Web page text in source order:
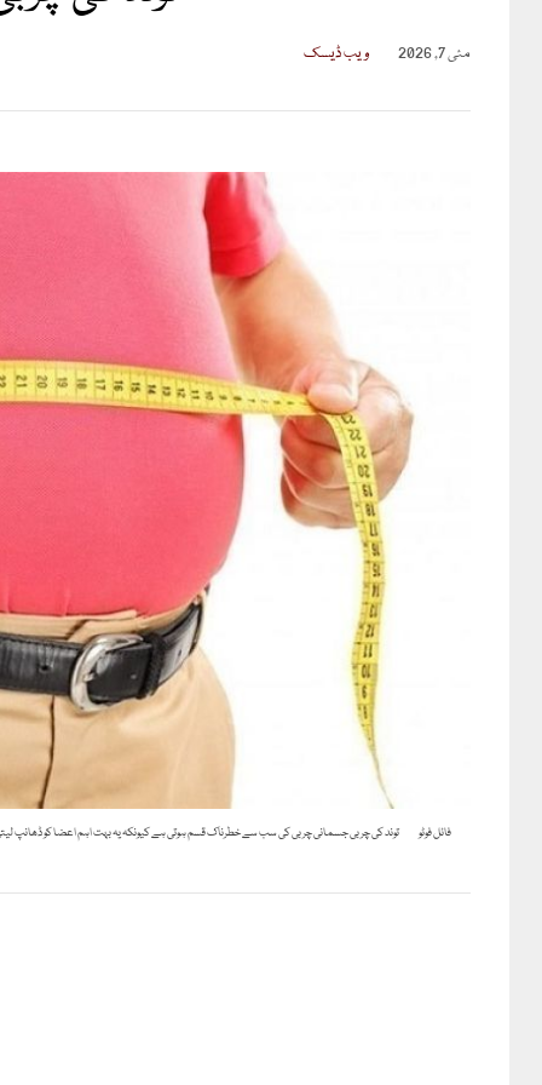
مئی 7, 2026 ویب ڈیسک
فائل فوٹو توند کی چربی جسمانی چربی کی سب سے خطرناک قسم ہوتی ہے کیونکہ یہ بہت اہم اعضا کو ڈھانپ